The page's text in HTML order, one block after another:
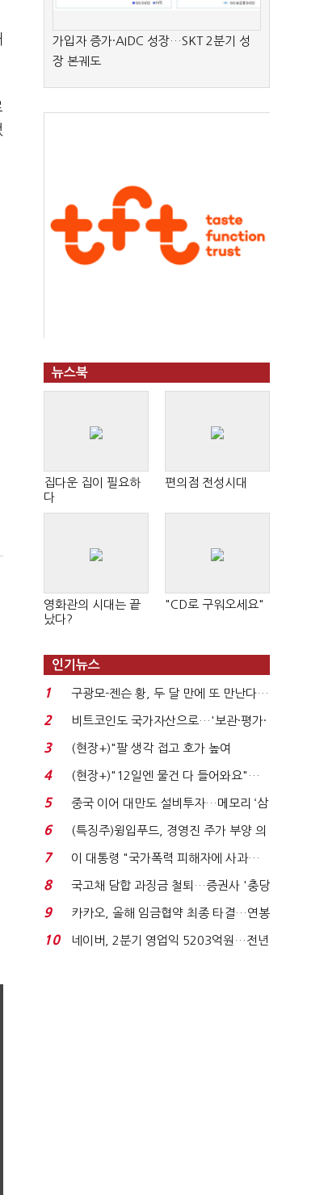
가입자 증가·AIDC 성장…SKT 2분기 성
장 본궤도
뉴스북
집다운 집이 필요하
다
편의점 전성시대
영화관의 시대는 끝
났다?
"CD로 구워오세요"
인기뉴스
1
구광모-젠슨 황, 두 달 만에 또 만난다…
로봇·AI 등 논...
2
비트코인도 국가자산으로…'보관·평가·
처분' 기준은 ...
3
(현장+)"팔 생각 접고 호가 높여
요"…'덜 똘똘한 한 채' 20...
4
(현장+)"12일엔 물건 다 들어와요"…
빈 매대 채우며 문 연 ...
5
중국 이어 대만도 설비투자…메모리 ‘삼
국전쟁’
6
(특징주)윙입푸드, 경영진 주가 부양 의
지에 상한가...
7
이 대통령 "국가폭력 피해자에 사과…
적극적 조사로 진...
8
국고채 담합 과징금 철퇴…증권사 '충당
금 폭탄' 우려...
9
카카오, 올해 임금협약 최종 타결…연봉
6.3% 인상·격려...
10
네이버, 2분기 영업익 5203억원…전년